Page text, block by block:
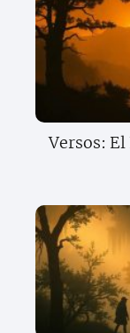
Versos: El